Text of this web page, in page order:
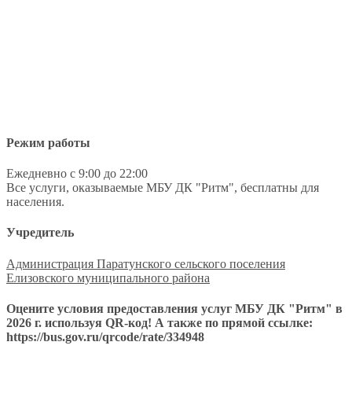
Режим работы
Ежедневно с 9:00 до 22:00
Все услуги, оказываемые МБУ ДК "Ритм", бесплатны для
населения.
Учредитель
Администрация Паратунского сельского поселения
Елизовского муниципального района
Оцените условия предоставления услуг МБУ ДК "Ритм" в
2026 г. используя QR-код! А также по прямой ссылке:
https://bus.gov.ru/qrcode/rate/334948